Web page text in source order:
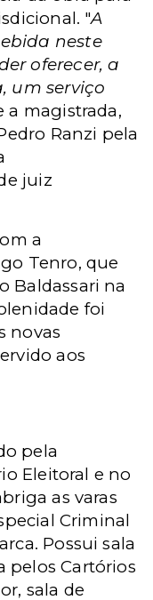
"A
neste
oferecer, a
um serviço
a magistrada,
Ranzi pela
juiz
a
Tenro, que
Baldassari na
foi
novas
aos
pela
Eleitoral e no
as varas
Criminal
Possui sala
pelos Cartórios
sala de